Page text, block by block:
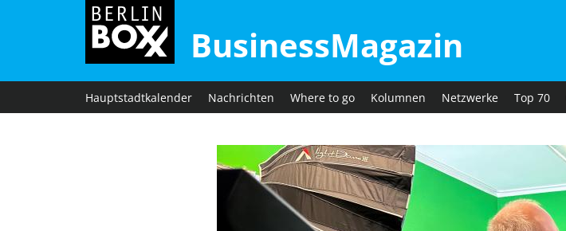
BusinessMagazin
Hauptstadtkalender Nachrichten Where to go Kolumnen Netzwerke Top 70